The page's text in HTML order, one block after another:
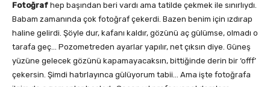
Fotoğraf hep başından beri vardı ama tatilde çekmek ile sınırlıydı.
Babam zamanında çok fotoğraf çekerdi. Bazen benim için ızdırap
haline gelirdi. Şöyle dur, kafanı kaldır, gözünü aç gülümse, olmadı o
tarafa geç… Pozometreden ayarlar yapılır, net çıksın diye. Güneş
yüzüne gelecek gözünü kapamayacaksın, bittiğinde derin bir ‘offf’
çekersin. Şimdi hatırlayınca gülüyorum tabii… Ama işte fotoğrafa